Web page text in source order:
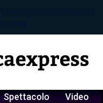
Spettacolo Video